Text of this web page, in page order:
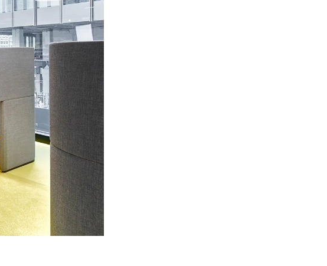
Tschechische Republik
Tunesien(TN)
Ukraine
Ungarn
Vereinigte Arabische Emirate
(AE)
Weißrussland